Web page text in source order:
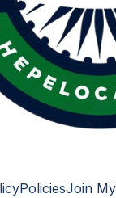
PoliciesJoin